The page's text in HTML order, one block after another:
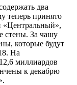
два
теперь принято
«Центральный»,
стены. За чашу
которые будут
На
миллиардов
к декабрю